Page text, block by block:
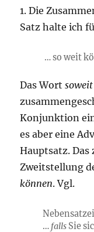
1. Die
Satz halte ich
… so weit
Das Wortsoweit
Konjunktion
es aber eine
Hauptsatz.
Zweitstellung
können. Vgl.
… fallsSie